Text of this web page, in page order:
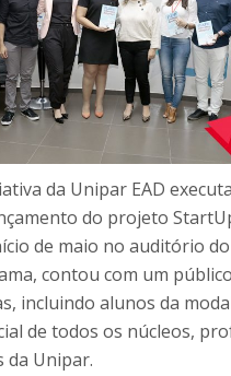
da Unipar EAD
do projeto
de maio no auditório
contou com um
incluindo alunos da
de todos os núcleos,
da Unipar.